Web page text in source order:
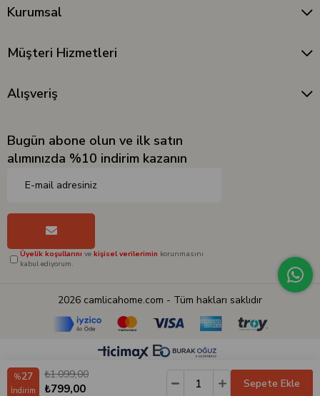
Kurumsal
Müşteri Hizmetleri
Alışveriş
Bugün abone olun ve ilk satın
alımınızda %10 indirim kazanın
Üyelik koşullarını ve kişisel verilerimin korunmasını
kabul ediyorum.
2026 camlicahome.com - Tüm hakları saklıdır
%27
İndirim
₺1.099,00
₺799,00